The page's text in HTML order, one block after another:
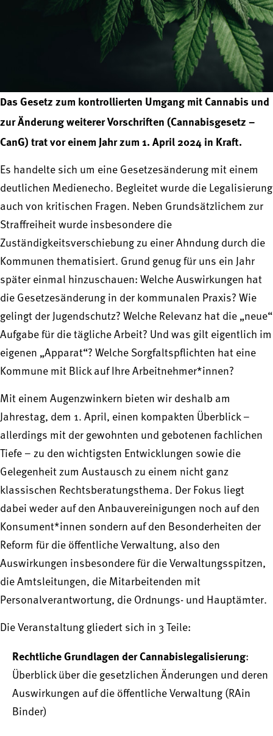
Das Gesetz zum kontrollierten Umgang mit Cannabis und
zur Änderung weiterer Vorschriften (Cannabisgesetz –
CanG) trat vor einem Jahr zum 1. April 2024 in Kraft.
Es handelte sich um eine Gesetzesänderung mit einem
deutlichen Medienecho. Begleitet wurde die Legalisierung
auch von kritischen Fragen. Neben Grundsätzlichem zur
Straffreiheit wurde insbesondere die
Zuständigkeitsverschiebung zu einer Ahndung durch die
Kommunen thematisiert. Grund genug für uns ein Jahr
später einmal hinzuschauen: Welche Auswirkungen hat
die Gesetzesänderung in der kommunalen Praxis? Wie
gelingt der Jugendschutz? Welche Relevanz hat die „neue“
Aufgabe für die tägliche Arbeit? Und was gilt eigentlich im
eigenen „Apparat“? Welche Sorgfaltspflichten hat eine
Kommune mit Blick auf Ihre Arbeitnehmer*innen?
Mit einem Augenzwinkern bieten wir deshalb am
Jahrestag, dem 1. April, einen kompakten Überblick –
allerdings mit der gewohnten und gebotenen fachlichen
Tiefe – zu den wichtigsten Entwicklungen sowie die
Gelegenheit zum Austausch zu einem nicht ganz
klassischen Rechtsberatungsthema. Der Fokus liegt
dabei weder auf den Anbauvereinigungen noch auf den
Konsument*innen sondern auf den Besonderheiten der
Reform für die öffentliche Verwaltung, also den
Auswirkungen insbesondere für die Verwaltungsspitzen,
die Amtsleitungen, die Mitarbeitenden mit
Personalverantwortung, die Ordnungs- und Hauptämter.
Die Veranstaltung gliedert sich in 3 Teile:
Rechtliche Grundlagen der Cannabislegalisierung:
Überblick über die gesetzlichen Änderungen und deren
Auswirkungen auf die öffentliche Verwaltung (RAin
Binder)